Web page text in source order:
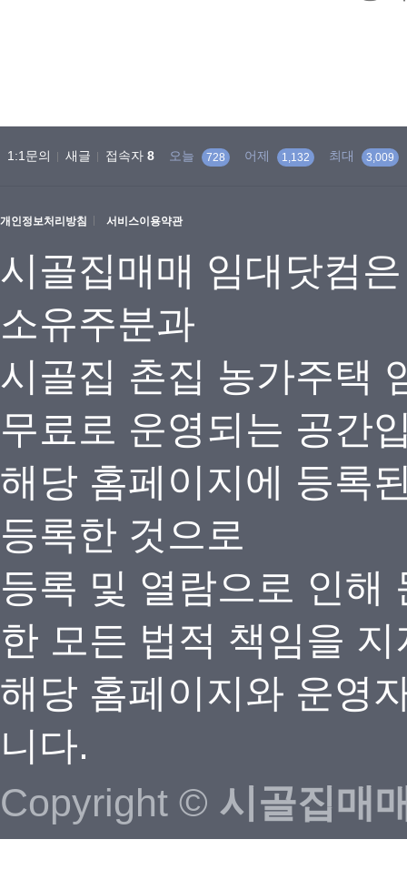
1:1문의 새글 접속자 8 오늘 728 어제 1,132 최대 3,009
개인정보처리방침 서비스이용약관
시골집매매 임대닷컴
소유주분과
시골집 촌집 농가주택
무료로 운영되는 공간
해당 홈페이지에 등록
등록한 것으로
등록 및 열람으로 인해
한 모든 법적 책임을
해당 홈페이지와 운영
니다.
Copyright © 시골집매